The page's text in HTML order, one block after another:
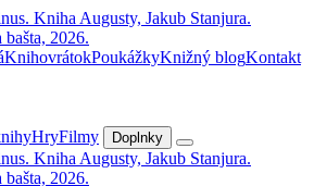
KnihovrátokPoukážkyKnižný blogKontakt
HryFilmy Doplnky